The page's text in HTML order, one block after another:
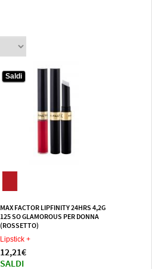
Saldi
Saldi
MAX FACTOR LIPFINITY 24HRS 4,2G
125 SO GLAMOROUS PER DONNA
(ROSSETTO)
Lipstick +
12,21€
SALDI